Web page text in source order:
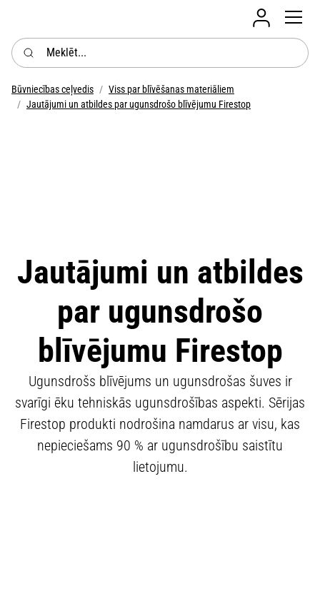
Login
Meklēt...
Būvniecības ceļvedis
Viss par blīvēšanas materiāliem
Jautājumi un atbildes par ugunsdrošo blīvējumu Firestop
Jautājumi un atbildes
par ugunsdrošo
blīvējumu Firestop
Ugunsdrošs blīvējums un ugunsdrošas šuves ir
svarīgi ēku tehniskās ugunsdrošības aspekti. Sērijas
Firestop produkti nodrošina namdarus ar visu, kas
nepieciešams 90 % ar ugunsdrošību saistītu
lietojumu.